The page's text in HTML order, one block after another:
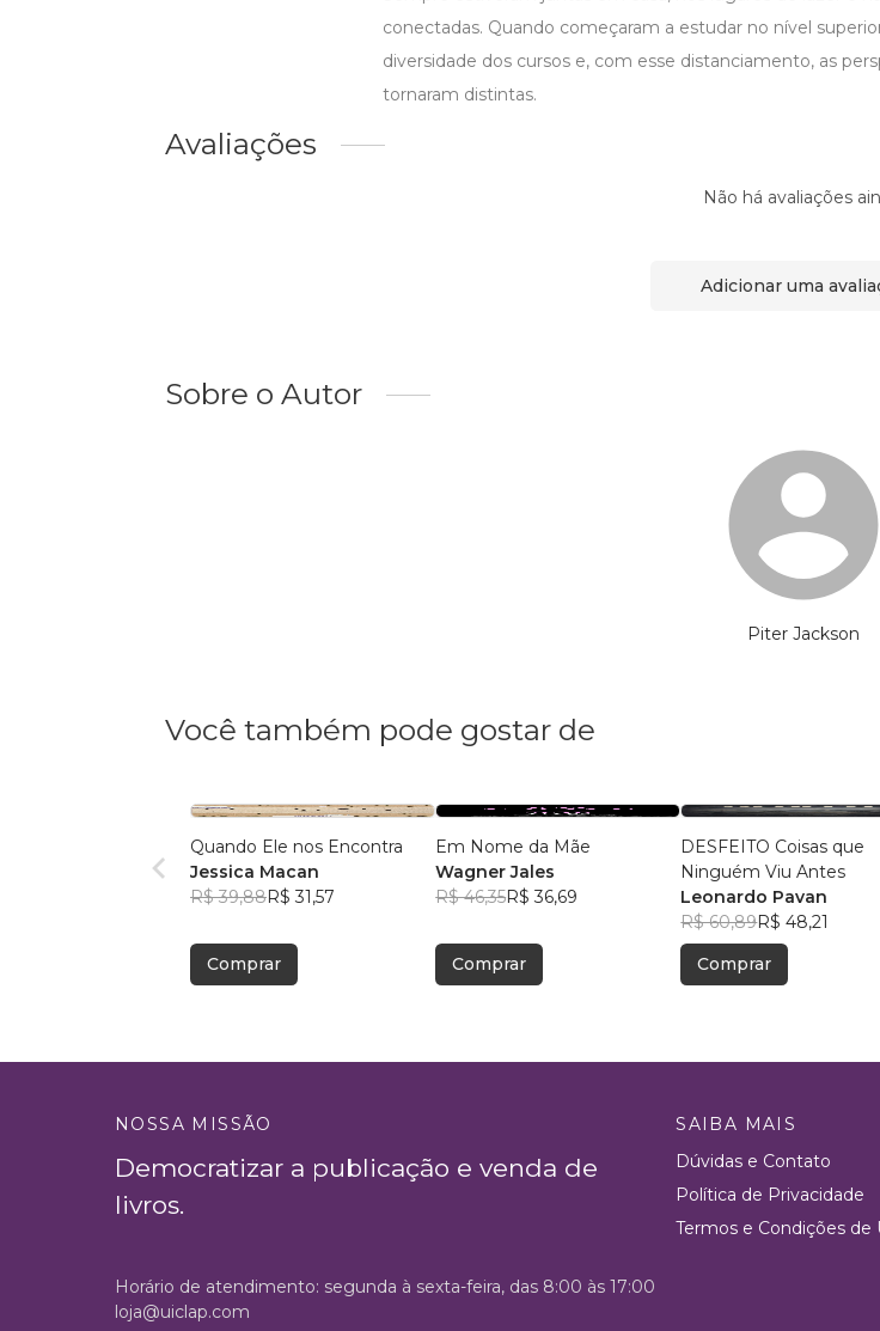
conectadas. Quando começaram a estudar no nível
diversidade dos cursos e, com esse distanciamento, as
tornaram distintas.
Avaliações
Não há avaliações
Adicionar uma
Sobre o Autor
Piter Jackson
Você também pode gostar de
Quando Ele nos Encontra
Jessica Macan
R$ 39,88R$ 31,57
Comprar
Em Nome da Mãe
Wagner Jales
R$ 46,35R$ 36,69
Comprar
DESFEITO Coisas que
Ninguém Viu Antes
Leonardo Pavan
R$ 60,89R$ 48,21
Comprar
NOSSA MISSÃO
Democratizar a publicação e venda de
livros.
SAIBA MAIS
Dúvidas e Contato
Política de Privacidade
Termos e Condições de
Horário de atendimento: segunda à sexta-feira, das 8:00 às 17:00
loja@uiclap.com